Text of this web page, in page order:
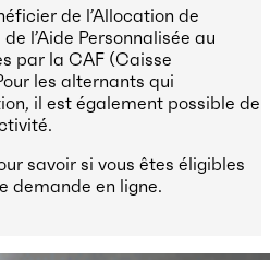
de l’Allocation de
l’Aide Personnalisée au
par la CAF (Caisse
les alternants qui
il est également possible de
savoir si vous êtes éligibles
demande en ligne.